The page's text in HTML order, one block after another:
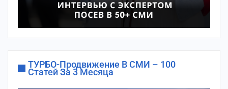
ТУРБО-Продвижение В СМИ – 100
Статей За 3 Месяца